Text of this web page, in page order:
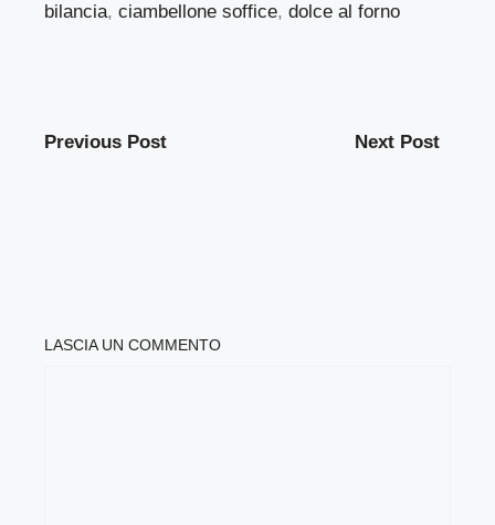
bilancia, ciambellone soffice, dolce al forno
Previous Post Next Post
LASCIA UN COMMENTO